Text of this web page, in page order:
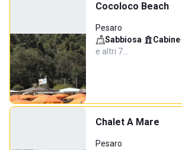
Cocoloco Beach
Pesaro
Sabbiosa· Cabine·
e altri 7…
Chalet A Mare
Pesaro